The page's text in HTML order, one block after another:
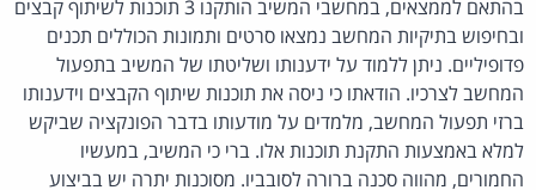
בהתאם לממצאים, במחשבי המשיב הותקנו 3 תוכנות לשיתוף קבצים
ובחיפוש בתיקיות המחשב נמצאו סרטים ותמונות הכוללים תכנים
פדופיליים. ניתן ללמוד על ידענותו ושליטתו של המשיב בתפעול
המחשב לצרכיו. הודאתו כי ניסה את תוכנות שיתוף הקבצים וידענותו
ברזי תפעול המחשב, מלמדים על מודעותו בדבר הפונקציה שביקש
למלא באמצעות התקנת תוכנות אלו. ברי כי המשיב, במעשיו
החמורים, מהווה סכנה ברורה לסובביו. מסוכנות יתרה יש בביצוע